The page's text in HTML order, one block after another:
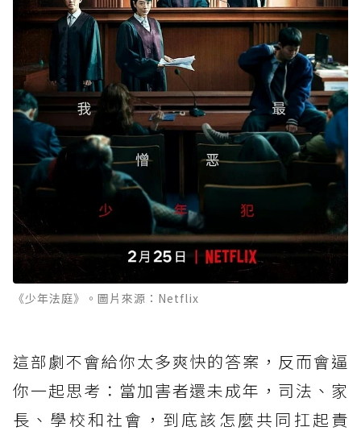
《少年法庭》。圖片來源：Netflix
這部劇不會給你太多爽快的答案，反而會逼
你一起思考：當加害者還未成年，司法、家
長、學校和社會，到底該怎麼共同扛起責